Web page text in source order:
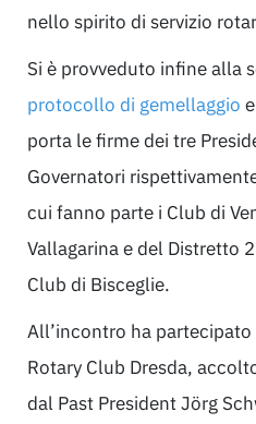
nello spirito di servizio
Si è provveduto infine alla
protocollo di gemellaggio
porta le firme dei tre
Governatori
cui fanno parte i Club di
Vallagarina e del Distretto
Club di Bisceglie.
All’incontro ha
Rotary Club Dresda,
dal Past President Jörg